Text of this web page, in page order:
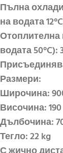
Пълна
на водата
водата 50°C):
Размери:
Широчина:90
Височина:190
Дълбочина:
Тегло:22kg